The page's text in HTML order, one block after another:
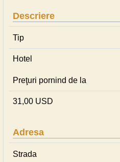
Descriere
Tip
Hotel
Preţuri pornind de la
31,00 USD
Adresa
Strada